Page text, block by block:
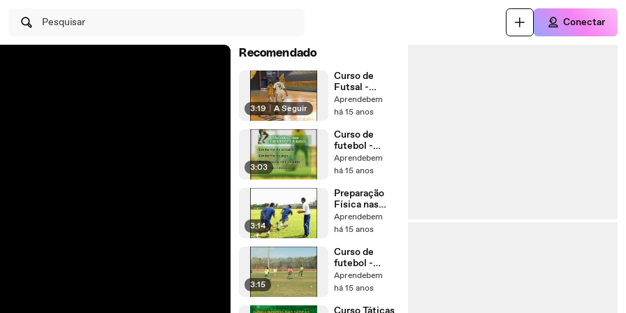
Pesquisar Conectar
Recomendado
3:19 A Seguir
Curso de
Futsal -
Manobras
Defensivas no
Aprendebem
há 15 anos
3:03
Curso de
futebol -
Fundamentos
Técnicos
Aprendebem
há 15 anos
3:14
Preparação
Física nas
Categorias de
Base no
Aprendebem
há 15 anos
3:15
Curso de
futebol -
Treinamento
em Forma de
Aprendebem
há 15 anos